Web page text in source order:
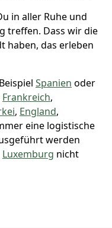
in aller Ruhe und
treffen. Dass wir die
haben, das erleben
Spanien oder
Frankreich,
, England,
eine logistische
werden
Luxemburg nicht